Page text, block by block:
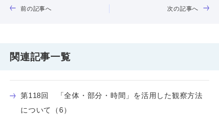
前の記事へ 次の記事へ
関連記事一覧
第118回 「全体・部分・時間」を活用した観察方法
について（6）